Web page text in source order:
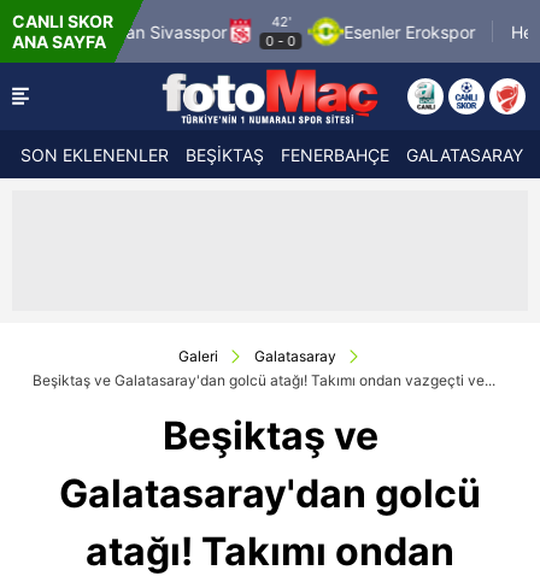
CANLI SKOR
ANA SAYFA
42'
-0 Esenler Erokspor Hesap.com
SON EKLENENLER BEŞİKTAŞ FENERBAHÇE GALATASARAY
Galeri
Galatasaray
Beşiktaş ve Galatasaray'dan golcü atağı! Takımı ondan vazgeçti ve...
Beşiktaş ve
Galatasaray'dan golcü
atağı! Takımı ondan